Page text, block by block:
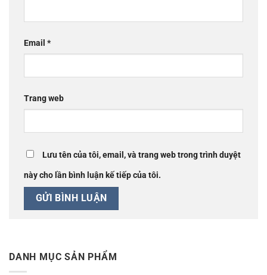
Email *
Trang web
Lưu tên của tôi, email, và trang web trong trình duyệt
này cho lần bình luận kế tiếp của tôi.
DANH MỤC SẢN PHẨM